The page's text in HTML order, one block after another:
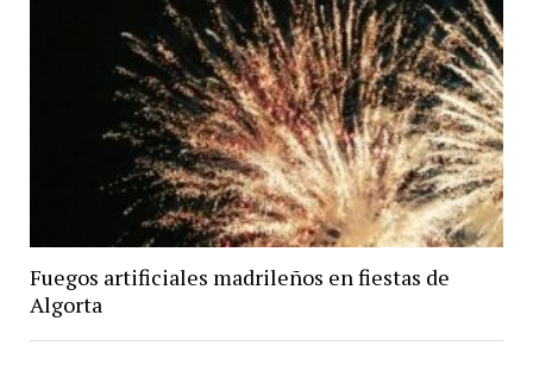
Fuegos artificiales madrileños en fiestas de
Algorta